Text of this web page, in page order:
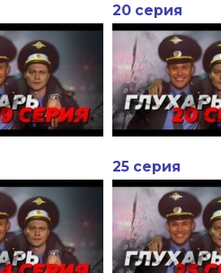
20 серия
25 серия